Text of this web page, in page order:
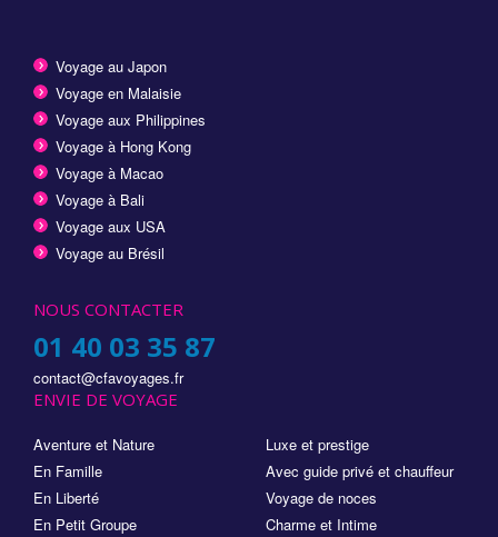
Voyage au Japon
Voyage en Malaisie
Voyage aux Philippines
Voyage à Hong Kong
Voyage à Macao
Voyage à Bali
Voyage aux USA
Voyage au Brésil
NOUS CONTACTER
01 40 03 35 87
contact@cfavoyages.fr
ENVIE DE VOYAGE
Aventure et Nature
En Famille
En Liberté
En Petit Groupe
Luxe et prestige
Avec guide privé et chauffeur
Voyage de noces
Charme et Intime